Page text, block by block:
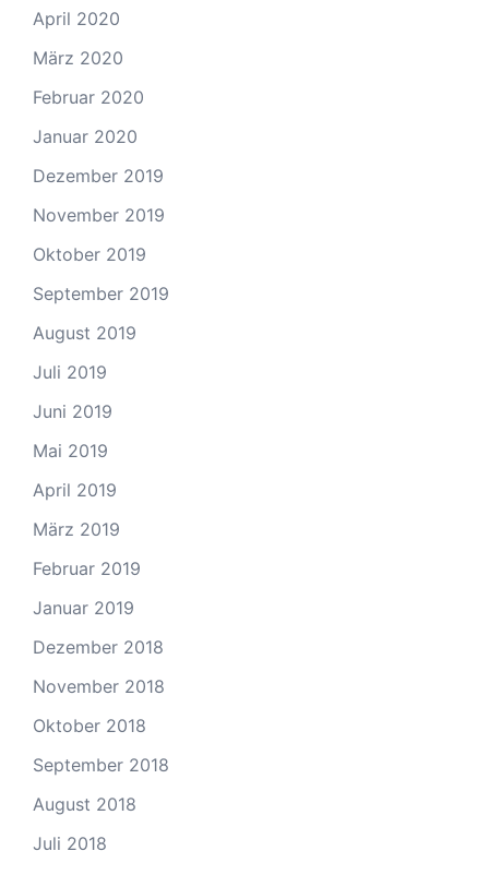
April 2020
März 2020
Februar 2020
Januar 2020
Dezember 2019
November 2019
Oktober 2019
September 2019
August 2019
Juli 2019
Juni 2019
Mai 2019
April 2019
März 2019
Februar 2019
Januar 2019
Dezember 2018
November 2018
Oktober 2018
September 2018
August 2018
Juli 2018